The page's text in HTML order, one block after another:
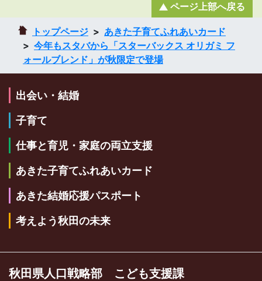
トップページ
あきた子育てふれあいカード
今年もスタバから「スターバックス オリガミ フ
ォールブレンド」が秋限定で登場
ページ上部へ戻る
出会い・結婚
子育て
仕事と育児・家庭の両立支援
あきた子育てふれあいカード
あきた結婚応援パスポート
考えよう秋田の未来
秋田県人口戦略部 こども支援課